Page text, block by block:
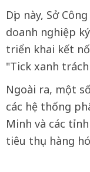
Dịp này, Sở
doanh nghiệp
triển khai kết
"Tick xanh
Ngoài ra, một
các hệ thống
Minh và các
tiêu thụ hàng